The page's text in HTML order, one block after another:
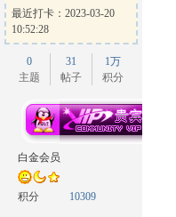
最近打卡：2023-03-20
10:52:28
0
主题
31
帖子
1万
积分
白金会员
积分 10309